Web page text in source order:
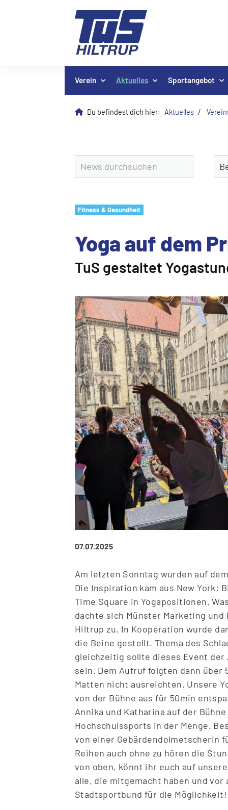
Verein Aktuelles Sportangebot
Du befindest dich hier: Aktuelles
Fitness & Gesundheit
Yoga auf dem
TuS gestaltet
07.07.2025
Am letzten Sonntag wurden auf
Die Inspiration kam aus New York:
Time Square in Yogapositionen.
dachte sich Münster Marketing
Hiltrup zu. In Kooperation wurde
die Beine gestellt. Thema des
gleichzeitig sollte dieses Event
sein. Dem Aufruf folgten dann über
Matten nicht ausreichten. Unsere
von der Bühne aus für 50min
Annika und Katharina auf der
Hochschulssports in der Menge.
von einer Gebärdendolmetscherin
Reihen auch ohne zu hören die
von oben, könnt ihr euch auf
alle, die mitgemacht haben und
Stadtsportbund für die Möglichkeit!